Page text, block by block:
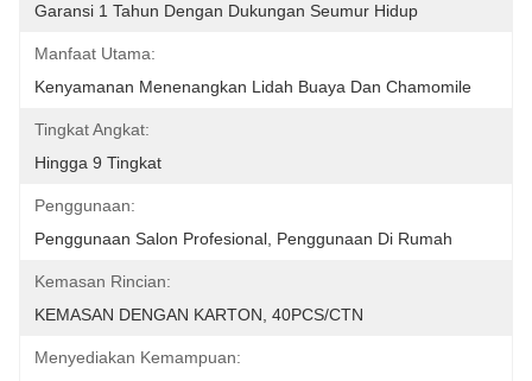
Garansi 1 Tahun Dengan Dukungan Seumur Hidup
Manfaat Utama:
Kenyamanan Menenangkan Lidah Buaya Dan Chamomile
Tingkat Angkat:
Hingga 9 Tingkat
Penggunaan:
Penggunaan Salon Profesional, Penggunaan Di Rumah
Kemasan Rincian:
KEMASAN DENGAN KARTON, 40PCS/CTN
Menyediakan Kemampuan: